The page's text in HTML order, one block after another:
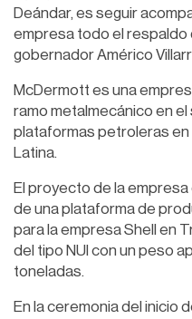
Deándar, es seguir
empresa todo el respaldo
gobernador Américo
McDermott es una
ramo metalmecánico en
plataformas petroleras en
Latina.
El proyecto de la
de una plataforma de
para la empresa Shell en
del tipo NUI con un peso
toneladas.
En la ceremonia del inicio